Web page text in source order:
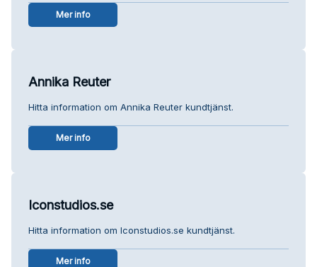
Mer info
Annika Reuter
Hitta information om Annika Reuter kundtjänst.
Mer info
Iconstudios.se
Hitta information om Iconstudios.se kundtjänst.
Mer info